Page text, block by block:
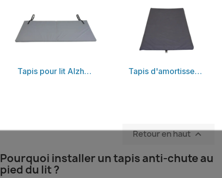
Découvrir Tapis pour lit Alzheimer Découvrir Tapis d'amortissement anti-chute à poser au pied du lit médical
Retour en haut
Pourquoi installer un tapis anti-chute au
pied du lit ?